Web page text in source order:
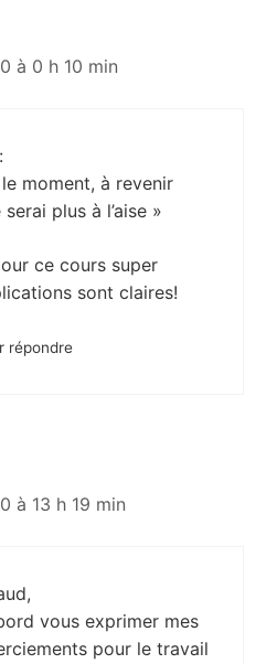
à 0 h 10 min
moment, à revenir
plus à l’aise »
ce cours super
sont claires!
répondre
à 13 h 19 min
vous exprimer mes
pour le travail